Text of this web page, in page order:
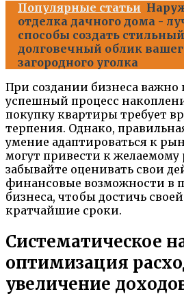
Популярные статьи
отделка дачного дома -
способы создать
долговечный облик
загородного уголка
При создании бизнеса важно
успешный процесс
покупку квартиры требует
терпения. Однако,
умение адаптироваться к
могут привести к желаемому
забывайте оценивать свои
финансовые возможности в
бизнеса, чтобы достичь
кратчайшие сроки.
Систематическое
оптимизация
увеличение